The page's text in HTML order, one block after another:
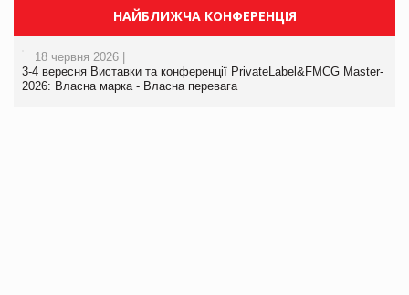
НАЙБЛИЖЧА КОНФЕРЕНЦІЯ
18 червня 2026 |
3-4 вересня Виставки та конференції PrivateLabel&FMCG Master-
2026: Власна марка - Власна перевага